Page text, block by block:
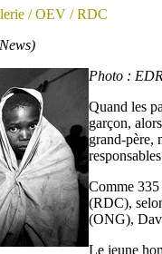
/ OEV / RDC
Photo :
Quand les
garçon,
grand-père,
Comme
(RDC),
(ONG),
Le jeune